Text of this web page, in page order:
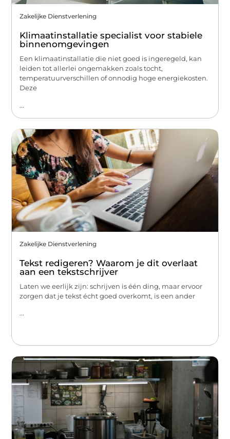
Zakelijke Dienstverlening
Klimaatinstallatie specialist voor stabiele
binnenomgevingen
Een klimaatinstallatie die niet goed is ingeregeld, kan
leiden tot allerlei ongemakken zoals tocht,
temperatuurverschillen of onnodig hoge energiekosten.
Deze
...
Zakelijke Dienstverlening
Tekst redigeren? Waarom je dit overlaat
aan een tekstschrijver
Laten we eerlijk zijn: schrijven is één ding, maar ervoor
zorgen dat je tekst écht goed overkomt, is een ander
...